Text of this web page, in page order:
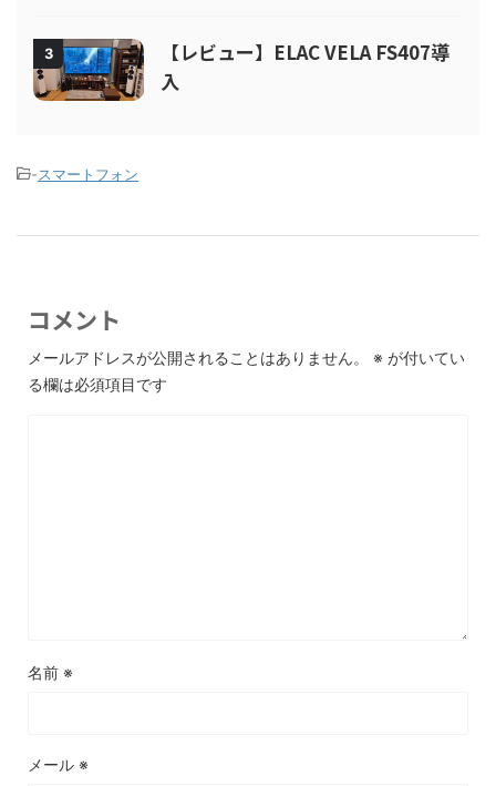
3
【レビュー】ELAC VELA FS407導
入
-スマートフォン
コメント
メールアドレスが公開されることはありません。 ※ が付いてい
る欄は必須項目です
名前 ※
メール ※